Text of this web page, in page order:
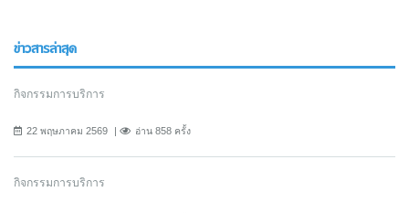
ข่าวสารล่าสุด
กิจกรรมการบริการ
22 พฤษภาคม 2569 อ่าน 858 ครั้ง
กิจกรรมการบริการ